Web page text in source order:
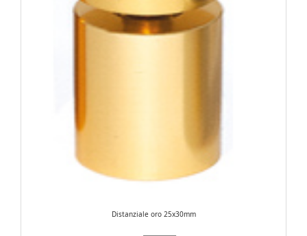
Distanziale oro 25x30mm